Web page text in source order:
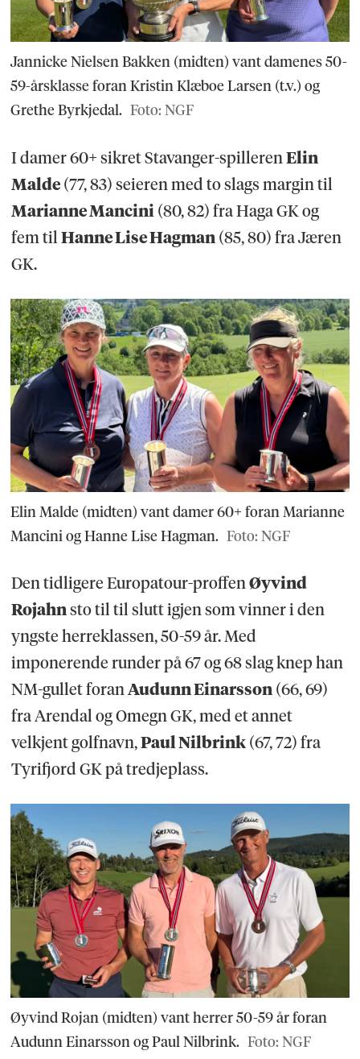
Jannicke Nielsen Bakken (midten) vant damenes 50-
59-årsklasse foran Kristin Klæboe Larsen (t.v.) og
Grethe Byrkjedal. Foto: NGF
I damer 60+ sikret Stavanger-spilleren Elin
Malde(77, 83) seieren med to slags margin til
Marianne Mancini (80, 82) fra Haga GK og
fem til Hanne Lise Hagman (85, 80) fra Jæren
GK.
Elin Malde (midten) vant damer 60+ foran Marianne
Mancini og Hanne Lise Hagman. Foto: NGF
Den tidligere Europatour-proffenØyvind
Rojahnsto til til slutt igjen som vinner i den
yngste herreklassen, 50-59 år. Med
imponerende runder på 67 og 68 slag knep han
NM-gullet foranAudunn Einarsson(66, 69)
fra Arendal og Omegn GK, med et annet
velkjent golfnavn,Paul Nilbrink(67, 72) fra
Tyrifjord GK på tredjeplass.
Øyvind Rojan (midten) vant herrer 50-59 år foran
Audunn Einarsson og Paul Nilbrink. Foto: NGF